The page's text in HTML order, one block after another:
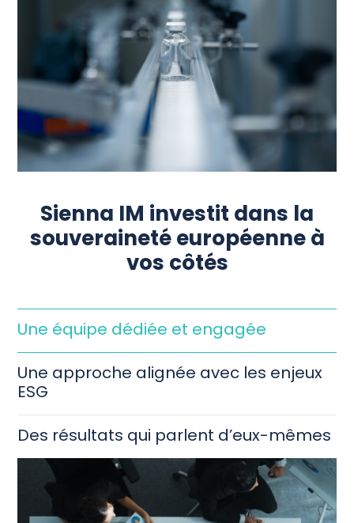
Sienna IM investit dans la
souveraineté européenne à
vos côtés
Une équipe dédiée et engagée
Une approche alignée avec les enjeux
ESG
Des résultats qui parlent d’eux-mêmes